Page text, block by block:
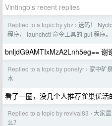
Vintingb's recent replies
Replied to a topic by ybz › 送码！
程序， launchctl 命令工具的 gui 程序。
bnljdG9AMTIxMzA2Lnh5eg== 谢
Replied to a topic by ponelyr › 家中矿
水
看了一圈，没几个人推荐雀巢优活
Replied to a topic by revival83 › 大家
么？